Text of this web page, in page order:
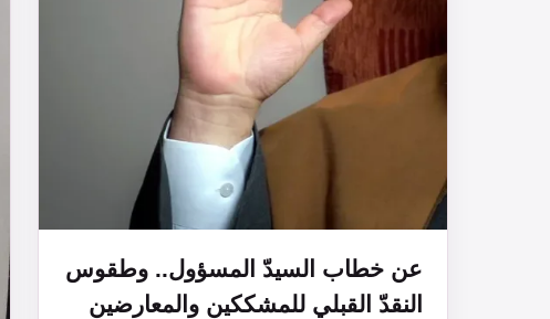
عن خطاب السيدّ المسؤول.. وطقوس
النقدّ القبلي للمشككين والمعارضين